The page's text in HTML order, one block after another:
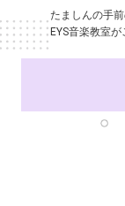
たましんの手
EYS音楽教室が